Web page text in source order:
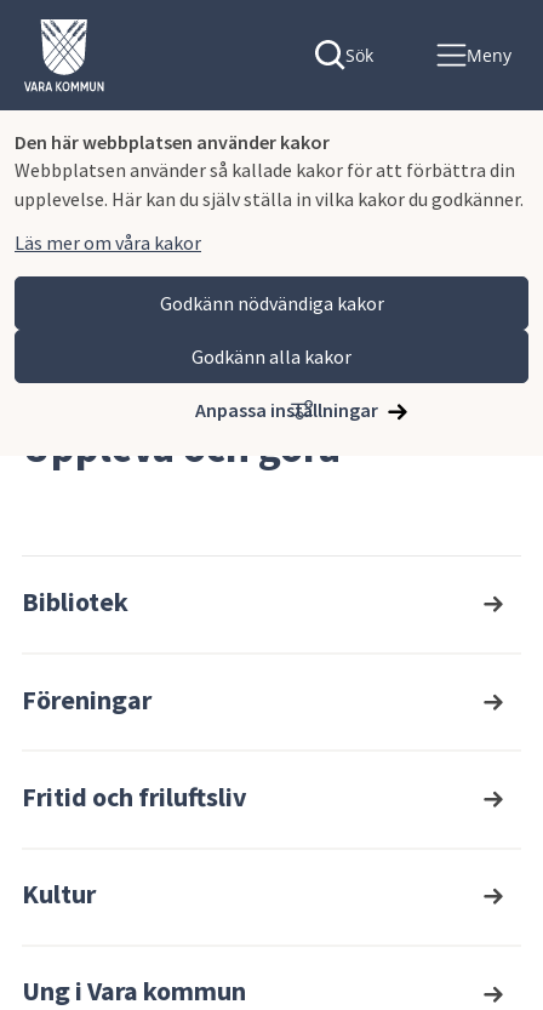
Den här webbplatsen använder kakor
Webbplatsen använder så kallade kakor för att förbättra din
upplevelse. Här kan du själv ställa in vilka kakor du godkänner.
Läs mer om våra kakor
Godkänn nödvändiga kakor
Godkänn alla kakor
Anpassa inställningar
Sök Meny
Vara kommun Uppleva och göra
Uppleva och göra
Bibliotek
Föreningar
Fritid och friluftsliv
Kultur
Ung i Vara kommun